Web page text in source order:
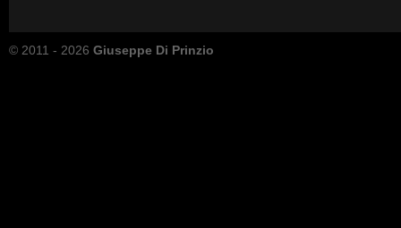
© 2011 - 2026 Giuseppe Di Prinzio